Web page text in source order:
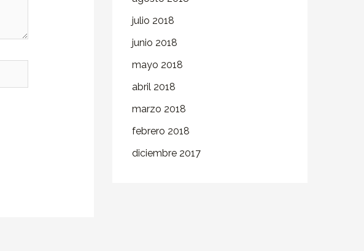
julio 2018
junio 2018
mayo 2018
abril 2018
marzo 2018
febrero 2018
diciembre 2017